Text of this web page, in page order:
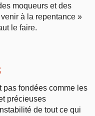
moqueurs et des
à la repentance »
le faire.
pas fondées comme les
précieuses
de tout ce qui